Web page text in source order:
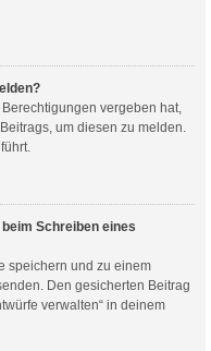
vergeben hat,
um diesen zu melden.
Schreiben eines
speichern und zu einem
Den gesicherten Beitrag
verwalten“ in deinem